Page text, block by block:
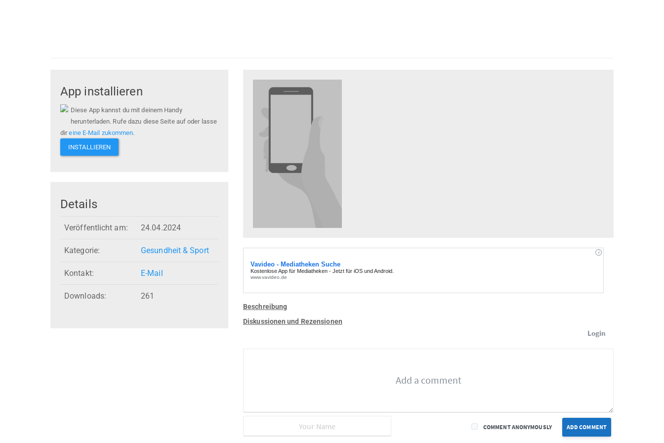
App installieren
Diese App kannst du mit deinem Handy
herunterladen. Rufe dazu diese Seite auf oder lasse
direine E-Mail zukommen.
INSTALLIEREN
Details
Veröffentlicht am: 24.04.2024
Kategorie: Gesundheit & Sport
Kontakt: E-Mail
Downloads: 261
Beschreibung
Diskussionen und Rezensionen
Login
ADD COMMENT
COMMENT ANONYMOUSLY